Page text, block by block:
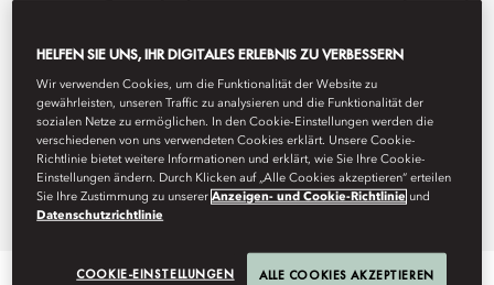
Enjoy flexibility in your travel and
treat yourself with one of our
enticing packages below at
Mandarin Oriental Pudong,
Shanghai.
HELFEN SIE UNS, IHR DIGITALES ERLEBNIS ZU VERBESSERN
Wir verwenden Cookies, um die Funktionalität der Website zu
gewährleisten, unseren Traffic zu analysieren und die Funktionalität der
sozialen Netze zu ermöglichen. In den Cookie-Einstellungen werden die
verschiedenen von uns verwendeten Cookies erklärt. Unsere Cookie-
Richtlinie bietet weitere Informationen und erklärt, wie Sie Ihre Cookie-
Einstellungen ändern. Durch Klicken auf „Alle Cookies akzeptieren“ erteilen
Sie Ihre Zustimmung zu unsererAnzeigen- und Cookie-Richtlinie und
Datenschutzrichtlinie
COOKIE-EINSTELLUNGEN ALLE COOKIES AKZEPTIEREN